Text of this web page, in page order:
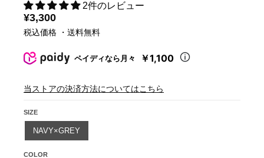
2件のレビュー
¥3,300
税込価格 ・送料無料
ペイディなら月々 ￥1,100
当ストアの決済方法についてはこちら
SIZE
NAVY×GREY
COLOR